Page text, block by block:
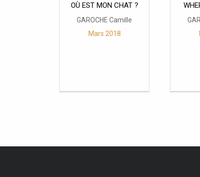
OÙ EST MON CHAT ?
GAROCHE Camille
Mars 2018